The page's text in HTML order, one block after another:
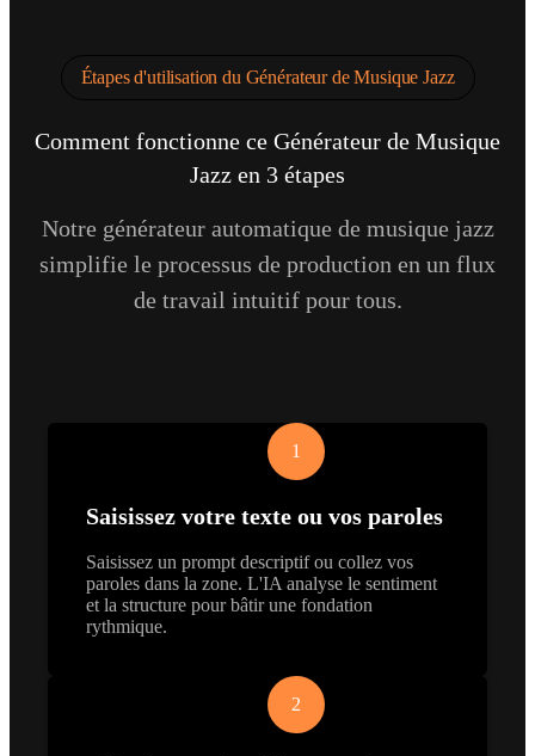
Étapes d'utilisation du Générateur de Musique Jazz
Comment fonctionne ce Générateur de Musique
Jazz en 3 étapes
Notre générateur automatique de musique jazz
simplifie le processus de production en un flux
de travail intuitif pour tous.
1
Saisissez votre texte ou vos paroles
Saisissez un prompt descriptif ou collez vos
paroles dans la zone. L'IA analyse le sentiment
et la structure pour bâtir une fondation
rythmique.
2